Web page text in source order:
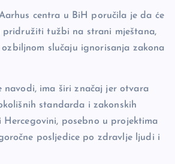
centra u BiH poručila je da će
pridružiti tužbi na strani mještana,
slučaju ignorisanja zakona
navodi, ima širi značaj jer otvara
standarda i zakonskih
Hercegovini, posebno u projektima
posljedice po zdravlje ljudi i